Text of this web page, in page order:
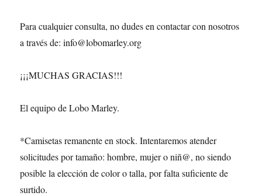
Para cualquier consulta, no dudes en contactar con nosotros
a través de: info@lobomarley.org
¡¡¡MUCHAS GRACIAS!!!
El equipo de Lobo Marley.
*Camisetas remanente en stock. Intentaremos atender
solicitudes por tamaño: hombre, mujer o niñ@, no siendo
posible la elección de color o talla, por falta suficiente de
surtido.